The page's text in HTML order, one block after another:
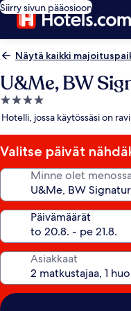
Siirry sivun pääosioon
Näytä kaikki
U&Me, BW
4.0
tähden
Hotelli, jossa käytössäsi on
Valitse päivät
Minne olet
Päivämäärät
Asiakkaat